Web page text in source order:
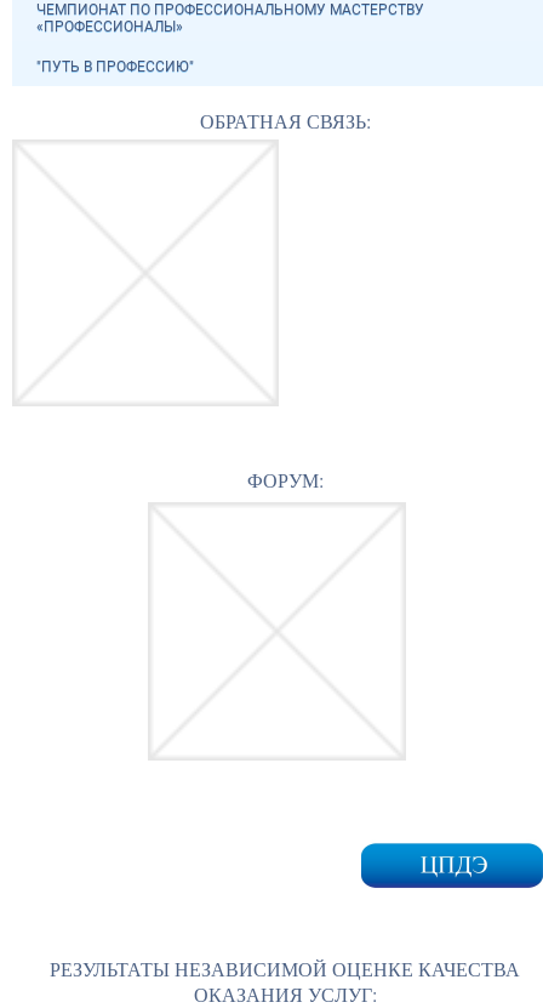
ЧЕМПИОНАТ ПО ПРОФЕССИОНАЛЬНОМУ МАСТЕРСТВУ
«ПРОФЕССИОНАЛЫ»
"ПУТЬ В ПРОФЕССИЮ"
ОБРАТНАЯ СВЯЗЬ:
ФОРУМ:
РЕЗУЛЬТАТЫ НЕЗАВИСИМОЙ ОЦЕНКЕ КАЧЕСТВА
ОКАЗАНИЯ УСЛУГ: